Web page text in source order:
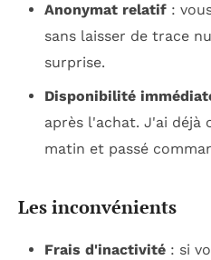
Anonymat relatif:
sans laisser de trace
surprise.
Disponibilité
après l'achat. J'ai déjà
matin et passé
Les inconvénients
Frais d'inactivité: si